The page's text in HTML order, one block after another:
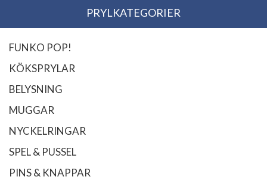
PRYLKATEGORIER
FUNKO POP!
KÖKSPRYLAR
BELYSNING
MUGGAR
NYCKELRINGAR
SPEL & PUSSEL
PINS & KNAPPAR